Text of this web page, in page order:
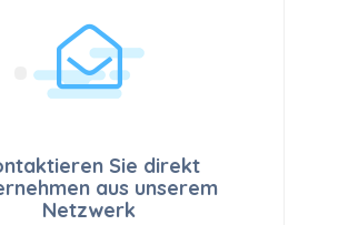
Sie direkt
aus unserem
Netzwerk